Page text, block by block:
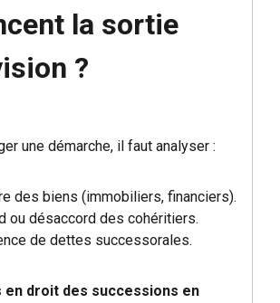
la sortie
?
une démarche, il faut analyser :
des biens (immobiliers, financiers).
ou désaccord des cohéritiers.
de dettes successorales.
en droit des successions en